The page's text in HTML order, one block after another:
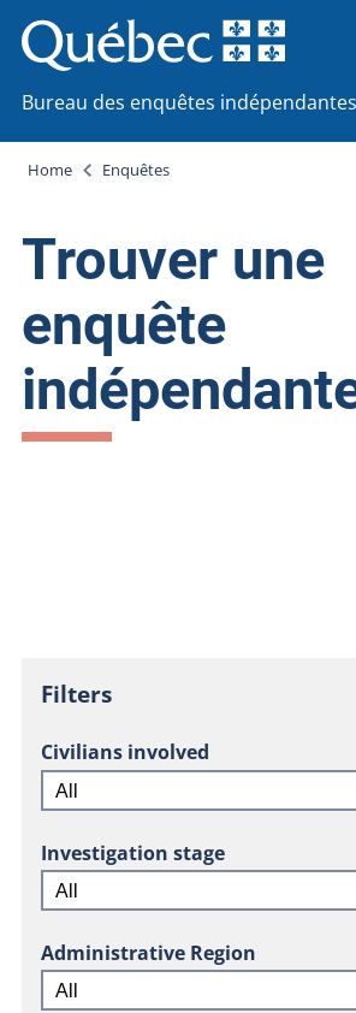
Bureau des enquêtes indépendantes
Home Enquêtes
Trouver une
enquête
Filters
Civilians involved
Investigation stage
Administrative Region